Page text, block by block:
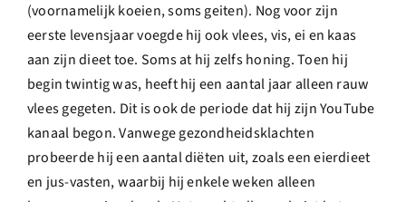
(voornamelijk koeien, soms geiten). Nog voor zijn
eerste levensjaar voegde hij ook vlees, vis, ei en kaas
aan zijn dieet toe. Soms at hij zelfs honing. Toen hij
begin twintig was, heeft hij een aantal jaar alleen rauw
vlees gegeten. Dit is ook de periode dat hij zijn YouTube
kanaal begon. Vanwege gezondheidsklachten
probeerde hij een aantal diëten uit, zoals een eierdieet
en jus-vasten, waarbij hij enkele weken alleen